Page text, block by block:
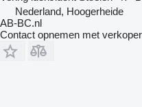
Nederland, Hoogerheide
AB-BC.nl
Contact opnemen met verkoper